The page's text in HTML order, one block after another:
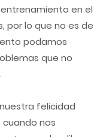
en el
por lo que no es de
podamos
que no
felicidad
nos